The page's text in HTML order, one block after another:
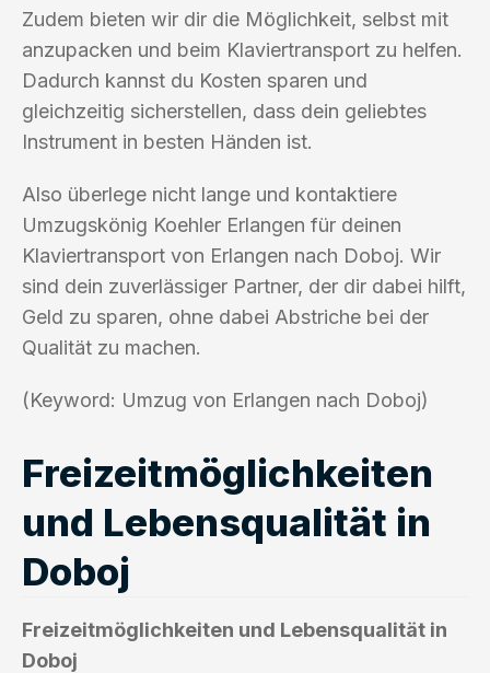
Zudem bieten wir dir die Möglichkeit, selbst mit
anzupacken und beim Klaviertransport zu helfen.
Dadurch kannst du Kosten sparen und
gleichzeitig sicherstellen, dass dein geliebtes
Instrument in besten Händen ist.
Also überlege nicht lange und kontaktiere
Umzugskönig Koehler Erlangen für deinen
Klaviertransport von Erlangen nach Doboj. Wir
sind dein zuverlässiger Partner, der dir dabei hilft,
Geld zu sparen, ohne dabei Abstriche bei der
Qualität zu machen.
(Keyword: Umzug von Erlangen nach Doboj)
Freizeitmöglichkeiten
und Lebensqualität in
Doboj
Freizeitmöglichkeiten und Lebensqualität in
Doboj